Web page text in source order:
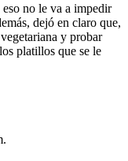
no le va a impedir
dejó en claro que,
y probar
platillos que se le